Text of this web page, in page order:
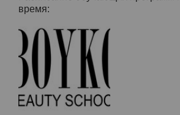
Расписание обучающих программ
время: